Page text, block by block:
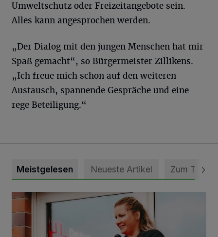
Umweltschutz oder Freizeitangebote sein.
Alles kann angesprochen werden.
„Der Dialog mit den jungen Menschen hat mir
Spaß gemacht“, so Bürgermeister Zillikens.
„Ich freue mich schon auf den weiteren
Austausch, spannende Gespräche und eine
rege Beteiligung.“
Meistgelesen Neueste Artikel Zum Thema
DRK Grevenbroich feiert Einweihung des neuen Domizils